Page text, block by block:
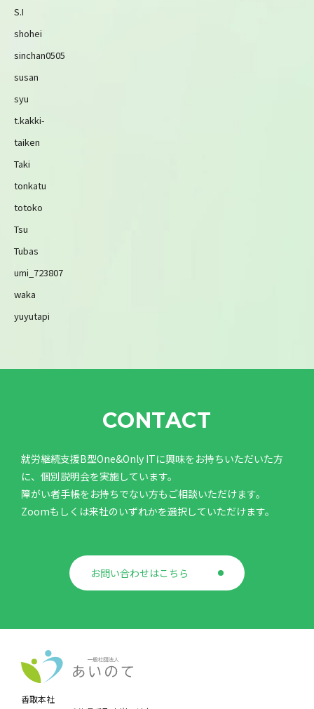
S.I
shohei
sinchan0505
susan
syu
t.kakki-
taiken
Taki
tonkatu
totoko
Tsu
Tubas
umi_723807
waka
yuyutapi
CONTACT
就労継続支援B型One&Only ITに興味をお持ちいただいた方
に、個別説明会を実施しています。
障がい者手帳をお持ちでない方もご相談いただけます。
Zoomもしくは来社のいずれかを選択していただけます。
お問い合わせはこちら
香取本社